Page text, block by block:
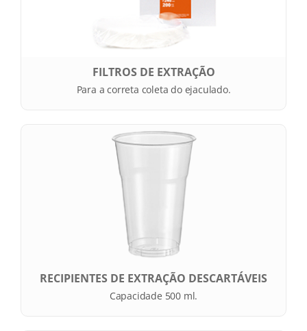
FILTROS DE EXTRAÇÃO
Para a correta coleta do ejaculado.
RECIPIENTES DE EXTRAÇÃO DESCARTÁVEIS
Capacidade 500 ml.